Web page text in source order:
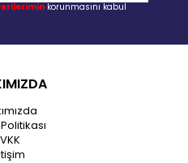
korunmasını kabul